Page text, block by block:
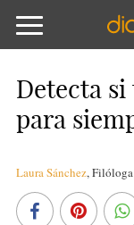
Detecta
para
Laura Sánchez,Filóloga